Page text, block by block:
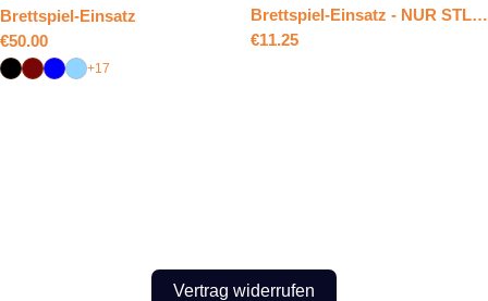
Brettspiel-Einsatz
Regulärer
Preis
€50.00
+17
Brettspiel-Einsatz - NUR STL-
DATEIEN
Regulärer
€11.25
Vertrag widerrufen